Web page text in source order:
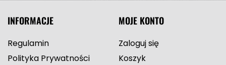
INFORMACJE
Regulamin
Polityka Prywatności
MOJE KONTO
Zaloguj się
Koszyk